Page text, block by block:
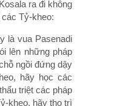
ra đi không
các Tỷ-kheo:
là vua Pasenadi
lên những pháp
ngồi đứng dậy
hãy học các
triệt các pháp
kheo, hãy thọ trì